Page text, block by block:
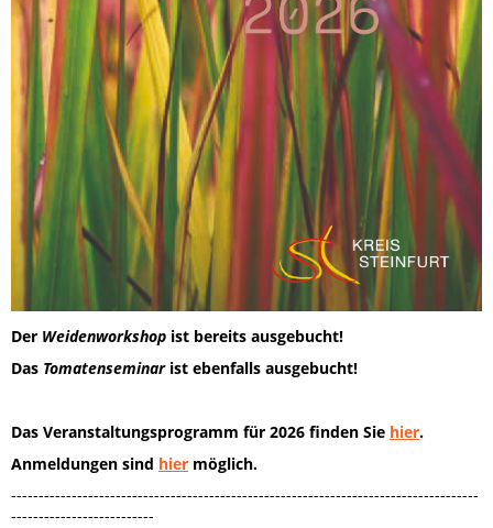
Der Weidenworkshop ist bereits ausgebucht!
Das Tomatenseminarist ebenfalls ausgebucht!
Das Veranstaltungsprogramm für 2026 finden Sie hier.
Anmeldungen sind hier möglich.
-------------------------------------------------------------------------------------
--------------------------